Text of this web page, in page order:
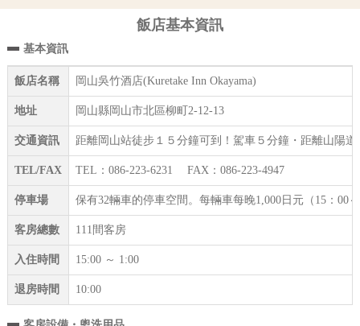
飯店基本資訊
基本資訊
飯店名稱 岡山吳竹酒店(Kuretake Inn Okayama)
地址 岡山縣岡山市北區柳町2-12-13
交通資訊 距離岡山站徒步１５分鐘可到！駕車５分鐘・距離山陽
TEL/FAX TEL：086-223-6231 FAX：086-223-4947
停車場 保有32輛車的停車空間。每輛車每晚1,000日元（15：
客房總數 111間客房
入住時間 15:00 ～ 1:00
退房時間 10:00